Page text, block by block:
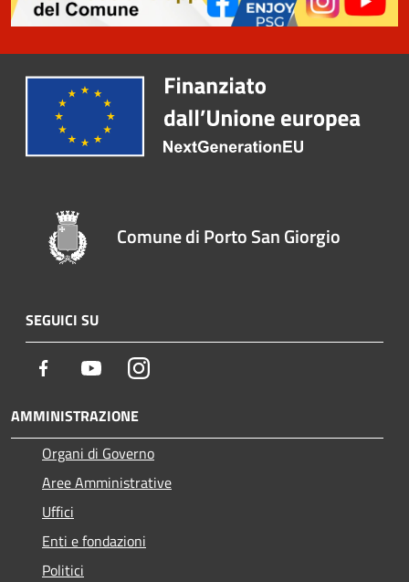
Comune di Porto San Giorgio
SEGUICI SU
Facebook YoutubeInstagram
AMMINISTRAZIONE
Organi di Governo
Aree Amministrative
Uffici
Enti e fondazioni
Politici